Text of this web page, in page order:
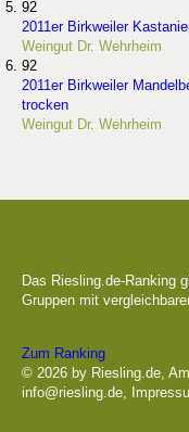
92
2011er Birkweiler
Weingut Dr. Wehrheim
92
2011er Birkweiler
trocken
Weingut Dr. Wehrheim
Das Riesling.de-Ranking
Gruppen mit
Zum Ranking
© 2026 by Riesling.de,
info@riesling.de,